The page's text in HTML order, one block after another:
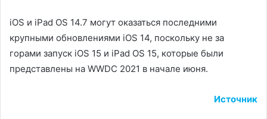
iOS и iPad OS 14.7 могут оказаться последними
крупными обновлениями iOS 14, поскольку не за
горами запуск iOS 15 и iPad OS 15, которые были
представлены на WWDC 2021 в начале июня.
Источник